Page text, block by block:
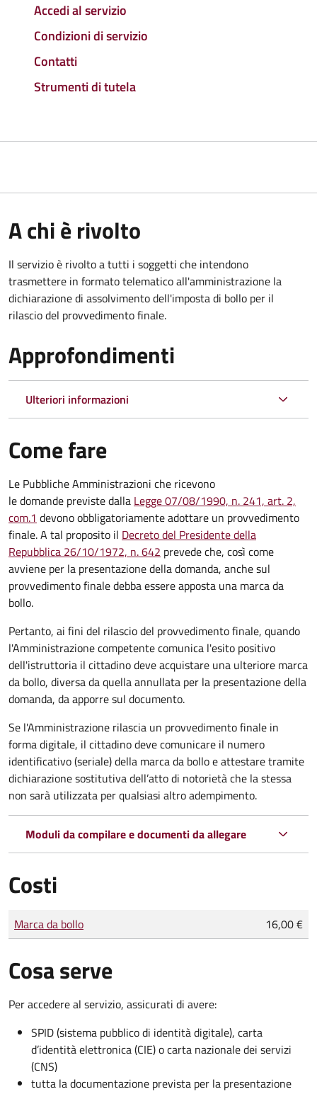
Accedi al servizio
Condizioni di servizio
Contatti
Strumenti di tutela
A chi è rivolto
Il servizio è rivolto a tutti i soggetti che intendono
trasmettere in formato telematico all'amministrazione la
dichiarazione di assolvimento dell'imposta di bollo per il
rilascio del provvedimento finale.
Approfondimenti
Ulteriori informazioni
Come fare
Le Pubbliche Amministrazioni che ricevono
le domande previste dalla Legge 07/08/1990, n. 241, art. 2,
com.1 devono obbligatoriamente adottare un provvedimento
finale. A tal proposito il Decreto del Presidente della
Repubblica 26/10/1972, n. 642 prevede che, così come
avviene per la presentazione della domanda, anche sul
provvedimento finale debba essere apposta una marca da
bollo.
Pertanto, ai fini del rilascio del provvedimento finale, quando
l'Amministrazione competente comunica l'esito positivo
dell'istruttoria il cittadino deve acquistare una ulteriore marca
da bollo, diversa da quella annullata per la presentazione della
domanda, da apporre sul documento.
Se l'Amministrazione rilascia un provvedimento finale in
forma digitale, il cittadino devecomunicare il numero
identificativo (seriale) della marca da bollo e attestare tramite
dichiarazione sostitutiva dell’atto di notorietà che la stessa
non sarà utilizzata per qualsiasi altro adempimento.
Moduli da compilare e documenti da allegare
Costi
Tipo di pagamento
Importo
Marca da bollo 16,00 €
Cosa serve
Per accedere al servizio, assicurati di avere:
SPID (sistema pubblico di identità digitale), carta
d’identità elettronica (CIE) o carta nazionale dei servizi
(CNS)
tutta la documentazione prevista per la presentazione